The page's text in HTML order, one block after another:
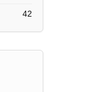
42